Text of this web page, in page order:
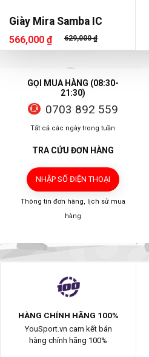
Giày Mira Samba IC
566,000 ₫ 629,000 ₫
GỌI MUA HÀNG (08:30-
21:30)
0703 892 559
Tất cả các ngày trong tuần
TRA CỨU ĐƠN HÀNG
NHẬP SỐ ĐIỆN THOẠI
Thông tin đơn hàng, lịch sử mua
hàng
HÀNG CHÍNH HÃNG 100%
YouSport.vn cam kết bán
hàng chính hãng 100%